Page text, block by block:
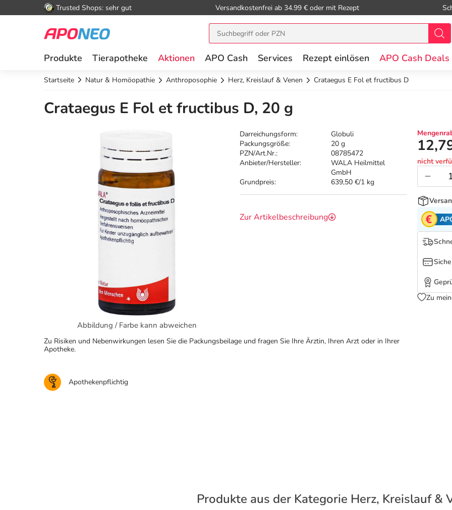
Trusted Shops: sehr gut Versandkostenfrei ab 34.99 € oder mit Rezept
Produkte Tierapotheke Aktionen APO Cash Services Rezept einlösen APO Cash Deals
Startseite Natur & Homöopathie Anthroposophie Herz, Kreislauf & Venen Crataegus E Fol et fructibus D
Crataegus E Fol et fructibus D, 20 g
Abbildung / Farbe kann abweichen
Darreichungsform:
Globuli
Packungsgröße:
20 g
PZN/Art.Nr.:
08785472
Anbieter/Hersteller:
WALA Heilmittel
GmbH
Grundpreis:
639,50 €/1 kg
Zur Artikelbeschreibung
nicht
Zu
Zu Risiken und Nebenwirkungen lesen Sie die Packungsbeilage und fragen Sie Ihre Ärztin, Ihren Arzt oder in Ihrer
Apotheke.
Apothekenpflichtig
Produkte aus der Kategorie Herz, Kreislauf &